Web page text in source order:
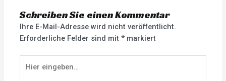
Schreiben Sie einen Kommentar
Ihre E-Mail-Adresse wird nicht veröffentlicht.
Erforderliche Felder sind mit* markiert
eingeben…